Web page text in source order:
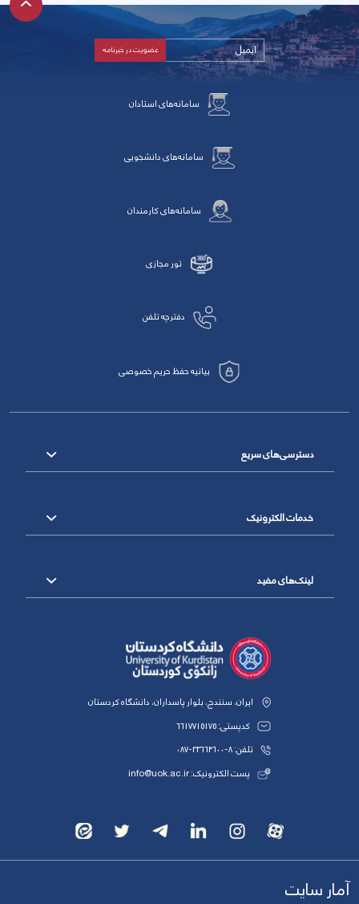
سامانه‌های استادان
سامانه‌های دانشجویی
سامانه‌های کارمندان
تور مجازی
دفترچه تلفن
بیانیه حفظ حریم خصوصی
دسترسی‌های سریع
خدمات الکترونیک
لینک‌های مفید
ایران، سنندج، بلوار پاسداران، دانشگاه کردستان
کدپستی: 6617715175
تلفن: 8-33664600-087
پست الکترونیک: info@uok.ac.ir
آمار سایت